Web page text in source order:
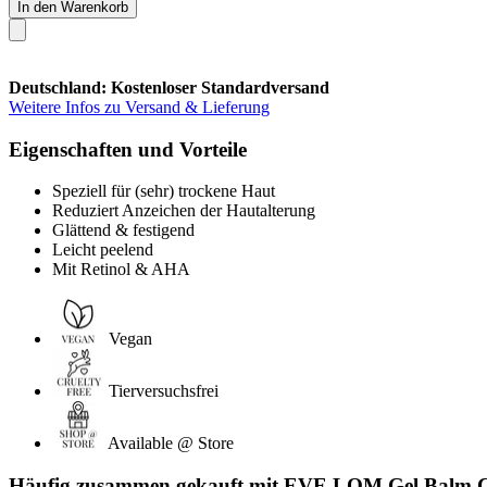
In den Warenkorb
Deutschland: Kostenloser Standardversand
Weitere Infos zu Versand & Lieferung
Eigenschaften und Vorteile
Speziell für (sehr) trockene Haut
Reduziert Anzeichen der Hautalterung
Glättend & festigend
Leicht peelend
Mit Retinol & AHA
Vegan
Tierversuchsfrei
Available @ Store